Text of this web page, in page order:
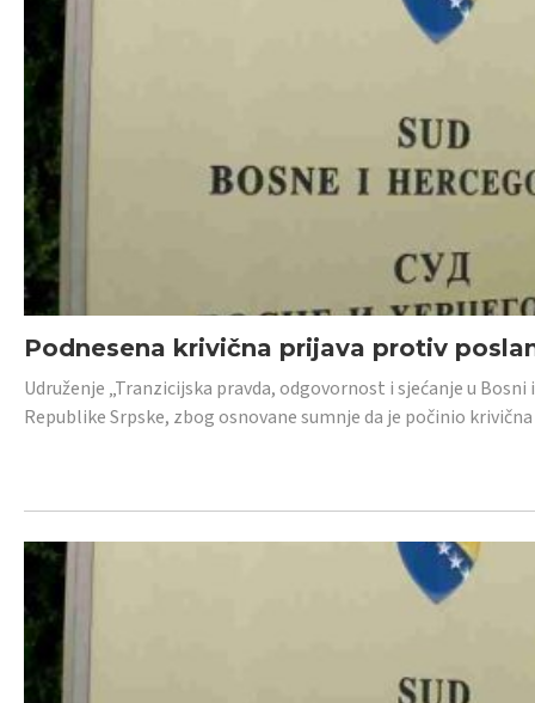
Podnesena krivična prijava protiv
Udruženje „Tranzicijska pravda, odgovornost i sjećanje u
Republike Srpske, zbog osnovane sumnje da je počinio